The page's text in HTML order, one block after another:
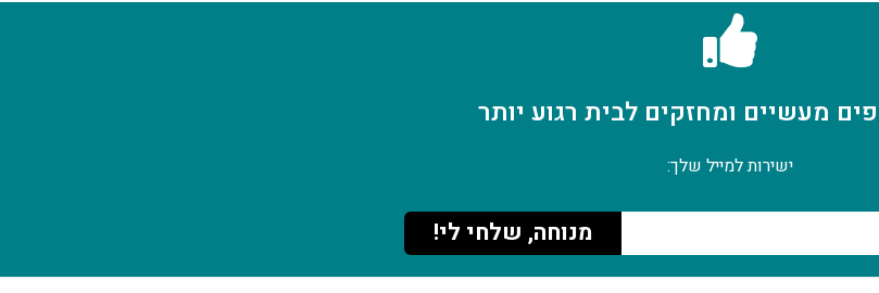
מעשיים ומחזקים לבית רגוע יותר
ישירות למייל שלך:
מנוחה, שלחי לי!